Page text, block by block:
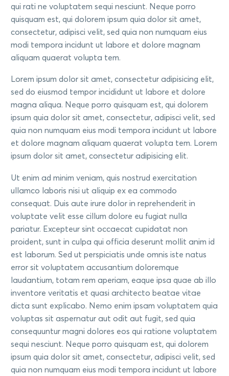
qui rati ne voluptatem sequi nesciunt. Neque porro
quisquam est, qui dolorem ipsum quia dolor sit amet,
consectetur, adipisci velit, sed quia non numquam eius
modi tempora incidunt ut labore et dolore magnam
aliquam quaerat volupta tem.
Lorem ipsum dolor sit amet, consectetur adipisicing elit,
sed do eiusmod tempor incididunt ut labore et dolore
magna aliqua. Neque porro quisquam est, qui dolorem
ipsum quia dolor sit amet, consectetur, adipisci velit, sed
quia non numquam eius modi tempora incidunt ut labore
et dolore magnam aliquam quaerat volupta tem. Lorem
ipsum dolor sit amet, consectetur adipisicing elit.
Ut enim ad minim veniam, quis nostrud exercitation
ullamco laboris nisi ut aliquip ex ea commodo
consequat. Duis aute irure dolor in reprehenderit in
voluptate velit esse cillum dolore eu fugiat nulla
pariatur. Excepteur sint occaecat cupidatat non
proident, sunt in culpa qui officia deserunt mollit anim id
est laborum. Sed ut perspiciatis unde omnis iste natus
error sit voluptatem accusantium doloremque
laudantium, totam rem aperiam, eaque ipsa quae ab illo
inventore veritatis et quasi architecto beatae vitae
dicta sunt explicabo. Nemo enim ipsam voluptatem quia
voluptas sit aspernatur aut odit aut fugit, sed quia
consequuntur magni dolores eos qui ratione voluptatem
sequi nesciunt. Neque porro quisquam est, qui dolorem
ipsum quia dolor sit amet, consectetur, adipisci velit, sed
quia non numquam eius modi tempora incidunt ut labore